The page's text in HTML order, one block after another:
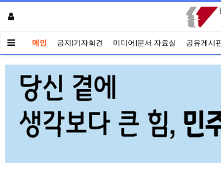
메인 공지|기자회견 미디어|문서 자료실 공유게시